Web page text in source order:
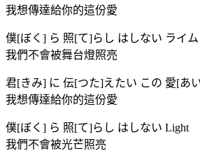
我想傳達給你的這份愛
僕[ぼく] ら 照[て]らし はしない ライム
我們不會被舞台燈照亮
君[きみ] に 伝[つた]えたい この 愛[あ
我想傳達給你的這份愛
僕[ぼく] ら 照[て]らし はしない Light
我們不會被光芒照亮